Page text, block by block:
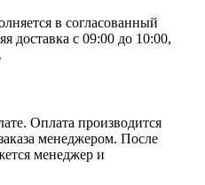
в согласованный
доставка с 09:00 до 10:00,
Оплата производится
менеджером. После
менеджер и